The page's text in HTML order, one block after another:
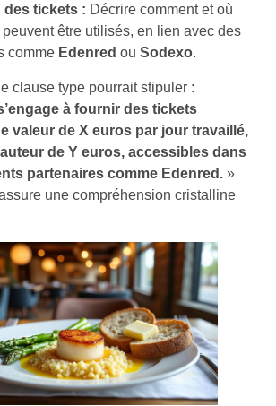
des tickets : Décrire comment et où
être utilisés, en lien avec des
comme Edenred ou Sodexo.
clause type pourrait stipuler :
à fournir des tickets
valeur de X euros par jour travaillé,
de Y euros, accessibles dans
partenaires comme Edenred. »
une compréhension cristalline